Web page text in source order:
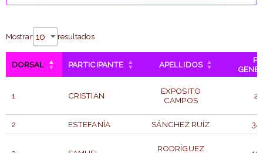
Mostrar resultados
DORSAL PARTICIPANTE APELLIDOS
P.
1 CRISTIAN
EXPOSITO
CAMPOS
2
2 ESTEFANÍA SÁNCHEZ RUÍZ 34
RODRÍGUEZ